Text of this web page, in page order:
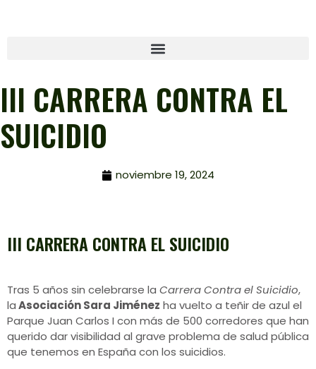
III CARRERA CONTRA EL
SUICIDIO
noviembre 19, 2024
III CARRERA CONTRA EL SUICIDIO
Tras 5 años sin celebrarse la Carrera Contra el Suicidio,
laAsociación Sara Jiménez ha vuelto a teñir de azul el
Parque Juan Carlos I con más de 500 corredores que han
querido dar visibilidad al grave problema de salud pública
que tenemos en España con los suicidios.